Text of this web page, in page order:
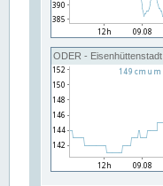
ODER - Eisenhüttenstadt